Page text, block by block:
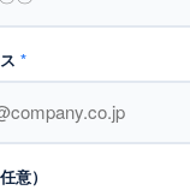
*
意）